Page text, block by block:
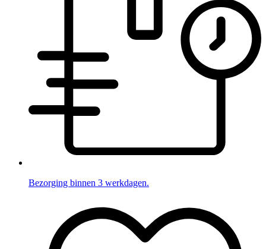
Bezorging binnen 3 werkdagen.